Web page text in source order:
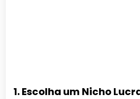
1. Escolha um Nicho